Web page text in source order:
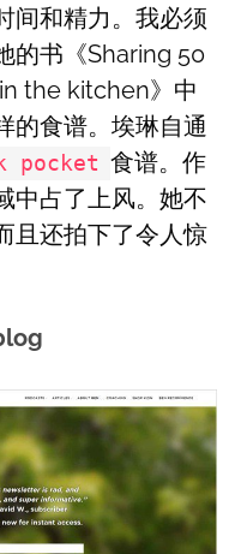
间和精力。我必须
的书《Sharing 50
the kitchen》中
的食谱。埃琳自通
pocket 食谱。作
中占了上风。她不
且还拍下了令人惊